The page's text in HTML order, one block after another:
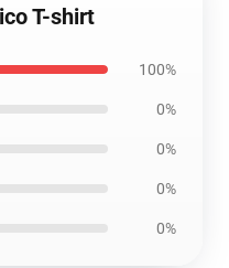
T-shirt
100%
0%
0%
0%
0%